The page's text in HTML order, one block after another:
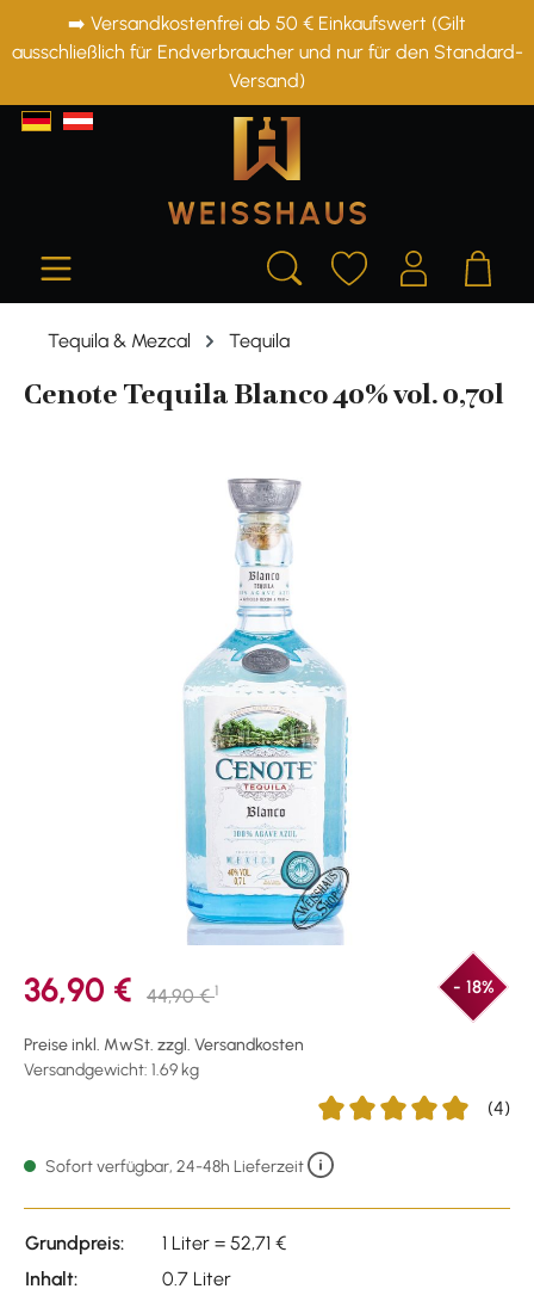
springen
➡️ Versandkostenfrei ab 50 € Einkaufswert (Gilt
ausschließlich für Endverbraucher und nur für den Standard-
Versand)
Tequila & Mezcal Tequila
Cenote Tequila Blanco 40% vol. 0,70l
36,90 € 44,90 €1 - 18%
Preise inkl. MwSt. zzgl. Versandkosten
Versandgewicht: 1.69 kg
(4)
Sofort verfügbar, 24-48h Lieferzeit
Grundpreis:
1 Liter = 52,71 €
Inhalt:
0.7 Liter